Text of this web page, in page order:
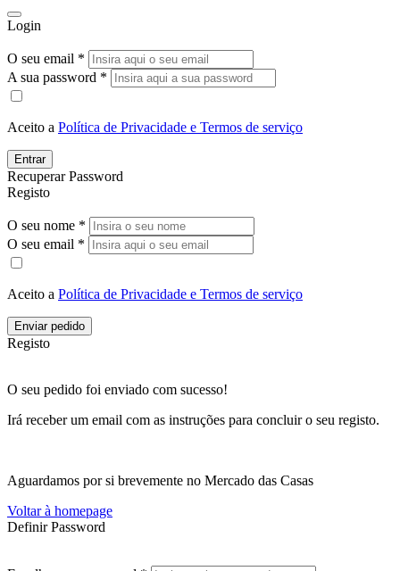
Login
O seu email *
A sua password *
Aceito a Política de Privacidade e Termos de serviço
Entrar
Recuperar Password
Registo
O seu nome *
O seu email *
Aceito a Política de Privacidade e Termos de serviço
Enviar pedido
Registo
O seu pedido foi enviado com sucesso!
Irá receber um email com as instruções para concluir o seu registo.
Aguardamos por si brevemente no Mercado das Casas
Voltar à homepage
Definir Password